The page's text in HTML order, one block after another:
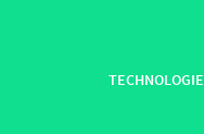
TECHNOLOGIE